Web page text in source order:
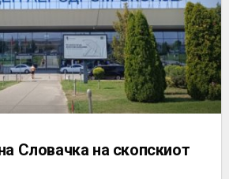
Словачка на скопскиот